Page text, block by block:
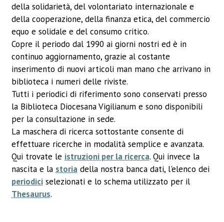
della solidarietà, del volontariato internazionale e
della cooperazione, della finanza etica, del commercio
equo e solidale e del consumo critico.
Copre il periodo dal 1990 ai giorni nostri ed è in
continuo aggiornamento, grazie al costante
inserimento di nuovi articoli man mano che arrivano in
biblioteca i numeri delle riviste.
Tutti i periodici di riferimento sono conservati presso
la Biblioteca Diocesana Vigilianum e sono disponibili
per la consultazione in sede.
La maschera di ricerca sottostante consente di
effettuare ricerche in modalità semplice e avanzata.
Qui trovate le istruzioni per la ricerca. Qui invece la
nascita e la storiadella nostra banca dati, l'elenco dei
periodiciselezionati e lo schema utilizzato per il
Thesaurus.